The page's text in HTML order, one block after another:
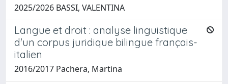
2025/2026 BASSI, VALENTINA
Langue et droit : analyse linguistique
d'un corpus juridique bilingue français-
italien
2016/2017 Pachera, Martina